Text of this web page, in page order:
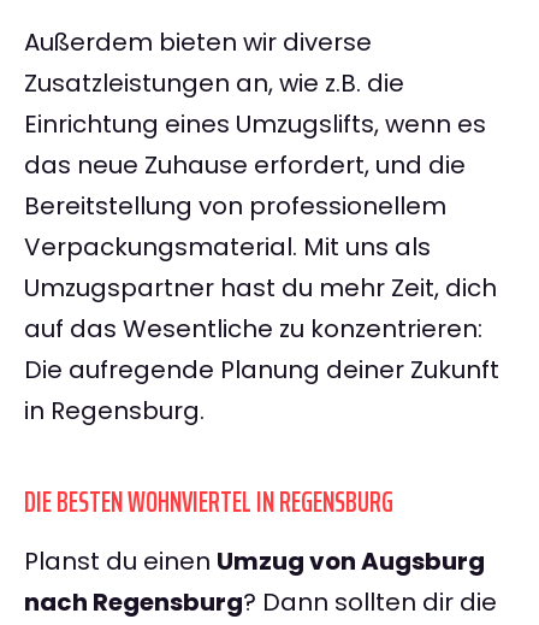
Außerdem bieten wir diverse
Zusatzleistungen an, wie z.B. die
Einrichtung eines Umzugslifts, wenn es
das neue Zuhause erfordert, und die
Bereitstellung von professionellem
Verpackungsmaterial. Mit uns als
Umzugspartner hast du mehr Zeit, dich
auf das Wesentliche zu konzentrieren:
Die aufregende Planung deiner Zukunft
in Regensburg.
DIE BESTEN WOHNVIERTEL IN REGENSBURG
Planst du einen Umzug von Augsburg
nach Regensburg? Dann sollten dir die